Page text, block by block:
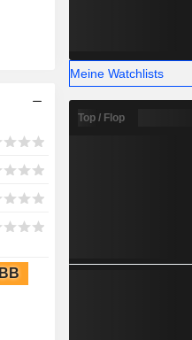
Meine Watchlists
Top / Flop